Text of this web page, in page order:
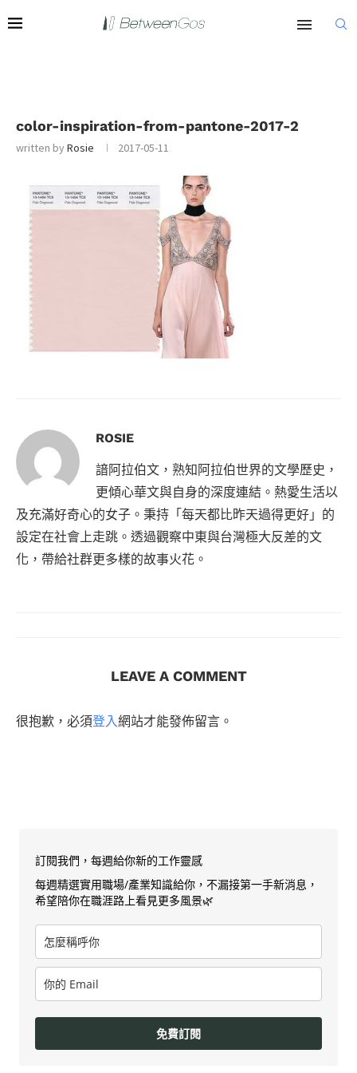
color-inspiration-from-pantone-2017-2
written byRosie 2017-05-11
ROSIE
諳阿拉伯文，熟知阿拉伯世界的文學歷史，
更傾心華文與自身的深度連結。熱愛生活以
及充滿好奇心的女子。秉持「每天都比昨天過得更好」的
設定在社會上走跳。透過觀察中東與台灣極大反差的文
化，帶給社群更多樣的故事火花。
LEAVE A COMMENT
很抱歉，必須登入網站才能發佈留言。
訂閱我們，每週給你新的工作靈感
每週精選實用職場/產業知識給你，不漏接第一手新消息，
希望陪你在職涯路上看見更多風景🌿
免費訂閱